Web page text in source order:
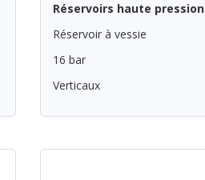
Réservoirs haute pression
Réservoir à vessie
16 bar
Verticaux